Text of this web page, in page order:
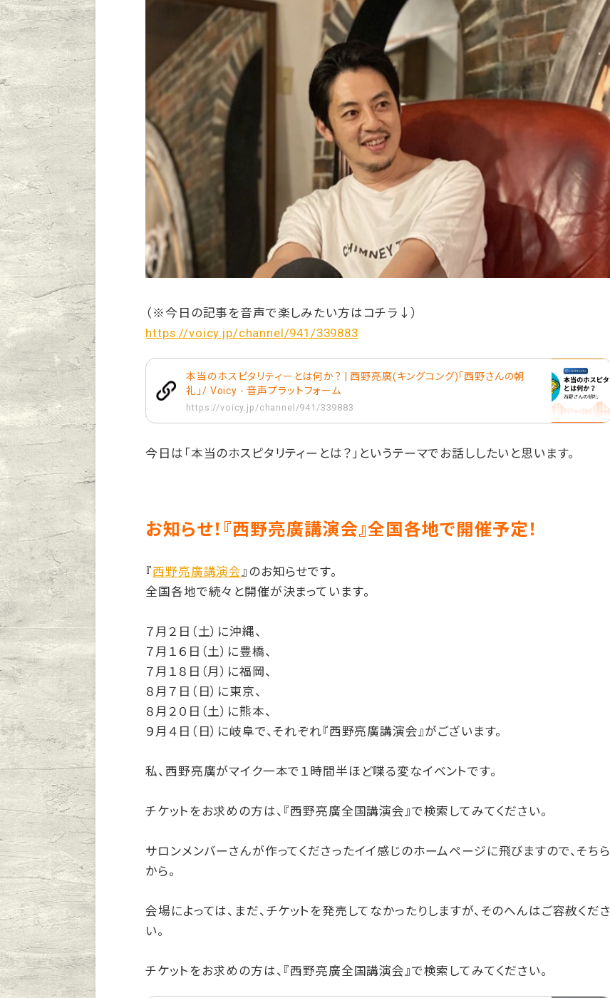
（※今日の記事を音声で楽しみたい方はコチラ↓）
https://voicy.jp/channel/941/339883
本当のホスピタリティーとは何か？ | 西野亮廣(キングコング)「西野さんの朝
礼」/ Voicy - 音声プラットフォーム
https://voicy.jp/channel/941/339883
今日は「本当のホスピタリティーとは？」というテーマでお話ししたいと思います。
お知らせ！『西野亮廣講演会』全国各地で開催予定！
『西野亮廣講演会』のお知らせです。
全国各地で続々と開催が決まっています。
７月２日（土）に沖縄、
７月１６日（土）に豊橋、
７月１８日（月）に福岡、
８月７日（日）に東京、
８月２０日（土）に熊本、
９月４日（日）に岐阜で、それぞれ『西野亮廣講演会』がございます。
私、西野亮廣がマイク一本で１時間半ほど喋る変なイベントです。
チケットをお求めの方は、『西野亮廣全国講演会』で検索してみてください。
サロンメンバーさんが作ってくださったイイ感じのホームページに飛びますので、そちら
から。
会場によっては、まだ、チケットを発売してなかったりしますが、そのへんはご容赦くださ
い。
チケットをお求めの方は、『西野亮廣全国講演会』で検索してみてください。